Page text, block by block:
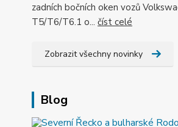
zadních bočních oken vozů
T5/T6/T6.1 o... číst celé
Zobrazit všechny novinky
Blog